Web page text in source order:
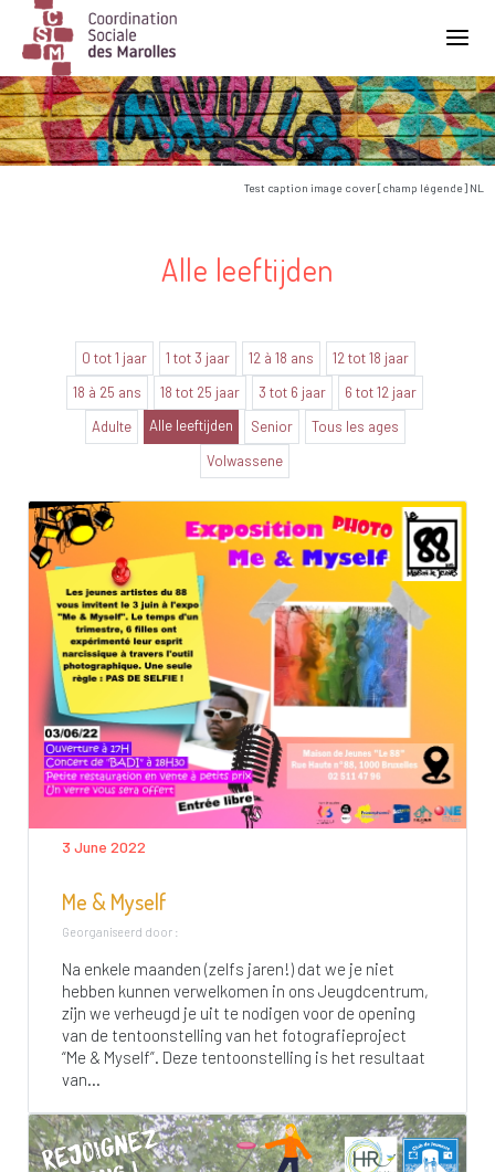
Main Navigation
Test caption image cover [champ légende] NL
Alle leeftijden
0 tot 1 jaar 1 tot 3 jaar 12 à 18 ans
12 tot 18 jaar
18 à 25 ans
18 tot 25 jaar 3 tot 6 jaar
6 tot 12 jaar
Adulte
Alle leeftijden Senior
Tous les ages
Volwassene
3 June 2022
Me & Myself
Georganiseerd door :
Na enkele maanden (zelfs jaren!) dat we je niet
hebben kunnen verwelkomen in ons Jeugdcentrum,
zijn we verheugd je uit te nodigen voor de opening
van de tentoonstelling van het fotografieproject
“Me & Myself”. Deze tentoonstelling is het resultaat
van...